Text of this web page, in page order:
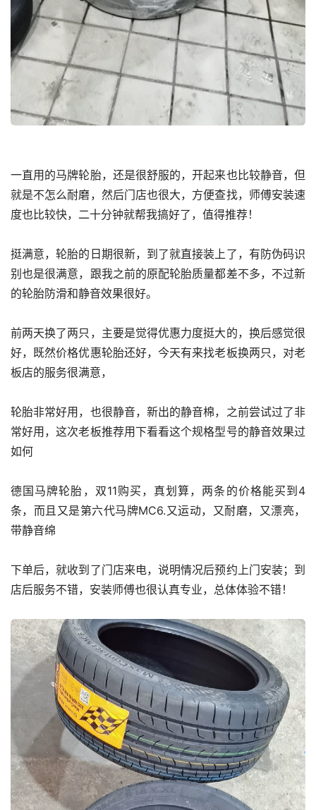
一直用的马牌轮胎，还是很舒服的，开起来也比较静音，但
就是不怎么耐磨，然后门店也很大，方便查找，师傅安装速
度也比较快，二十分钟就帮我搞好了，值得推荐！
挺满意，轮胎的日期很新，到了就直接装上了，有防伪码识
别也是很满意，跟我之前的原配轮胎质量都差不多，不过新
的轮胎防滑和静音效果很好。
前两天换了两只，主要是觉得优惠力度挺大的，换后感觉很
好，既然价格优惠轮胎还好，今天有来找老板换两只，对老
板店的服务很满意，
轮胎非常好用，也很静音，新出的静音棉，之前尝试过了非
常好用，这次老板推荐用下看看这个规格型号的静音效果过
如何
德国马牌轮胎，双11购买，真划算，两条的价格能买到4
条，而且又是第六代马牌MC6.又运动，又耐磨，又漂亮，
带静音绵
下单后，就收到了门店来电，说明情况后预约上门安装；到
店后服务不错，安装师傅也很认真专业，总体体验不错！